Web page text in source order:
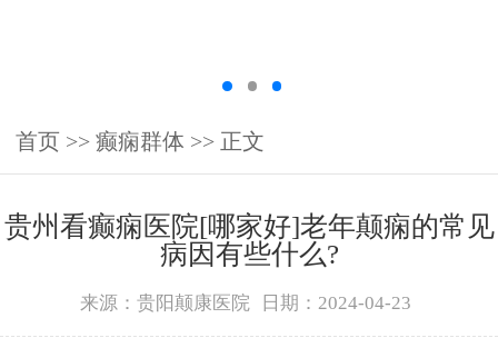
首页 >> 癫痫群体 >> 正文
贵州看癫痫医院[哪家好]老年颠痫的常见
病因有些什么?
来源：贵阳颠康医院 日期：2024-04-23